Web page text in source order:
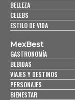
BELLEZA
CELEBS
ESTILO DE VIDA
MexBest
GASTRONOMÍA
BEBIDAS
VIAJES Y DESTINOS
PERSONAJES
BIENESTAR